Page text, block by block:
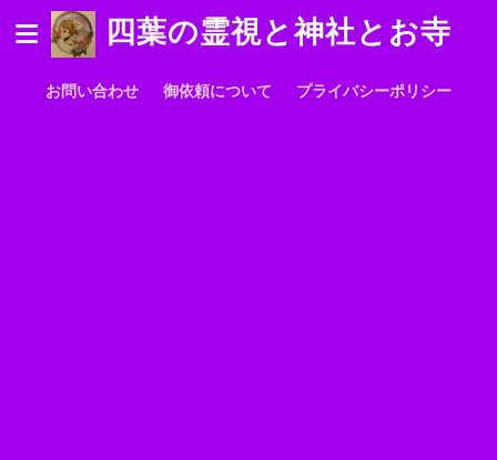
四葉の霊視と神社とお寺
お問い合わせ 御依頼について プライバシーポリシー